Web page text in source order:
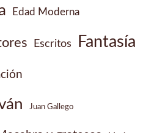
Edad Moderna
Escritos Fantasía
Juan Gallego